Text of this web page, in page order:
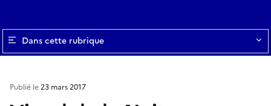
Dans cette rubrique
Publié le23 mars 2017